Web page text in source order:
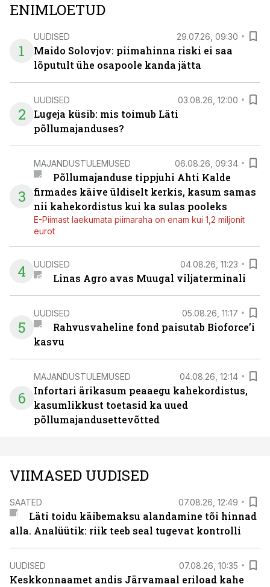
ENIMLOETUD
1
UUDISED 29.07.26, 09:30
Maido Solovjov: piimahinna riski ei saa
lõputult ühe osapoole kanda jätta
2
UUDISED 03.08.26, 12:00
Lugeja küsib: mis toimub Läti
põllumajanduses?
3
MAJANDUSTULEMUSED 06.08.26, 09:34
Põllumajanduse tippjuhi Ahti Kalde
firmades käive üldiselt kerkis, kasum samas
nii kahekordistus kui ka sulas pooleks
E-Piimast laekumata piimaraha on enam kui 1,2 miljonit
eurot
4 UUDISED 04.08.26, 11:23
Linas Agro avas Muugal viljaterminali
5
UUDISED 05.08.26, 11:17
Rahvusvaheline fond paisutab Bioforce’i
kasvu
6
MAJANDUSTULEMUSED 04.08.26, 12:14
Infortari ärikasum peaaegu kahekordistus,
kasumlikkust toetasid ka uued
põllumajandusettevõtted
VIIMASED UUDISED
SAATED 07.08.26, 12:49
Läti toidu käibemaksu alandamine tõi hinnad
alla. Analüütik: riik teeb seal tugevat kontrolli
UUDISED 07.08.26, 10:35
Keskkonnaamet andis Järvamaal eriload kahe